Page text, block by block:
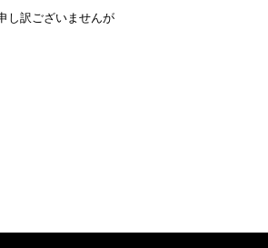
し訳ございませんが